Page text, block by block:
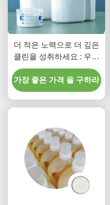
더 적은 노력으로 더 깊은
클린을 성취하세요 : 우리
의 리파아제(지방분해 효
소) 합성 세제는 당신을 위
한 작업을 합니다
가장 좋은 가격 을 구하라